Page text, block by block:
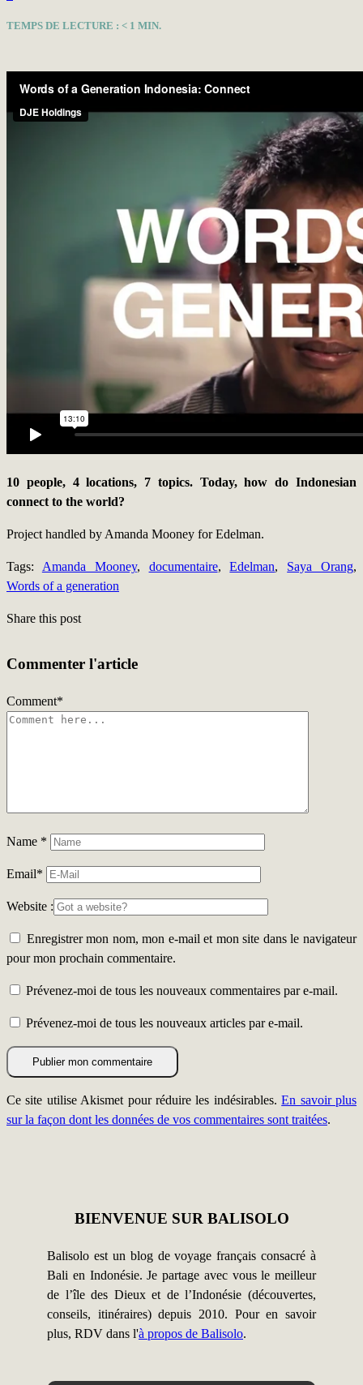
TEMPS DE LECTURE : < 1 MIN.
10 people, 4 locations, 7 topics. Today, how do Indonesian
connect to the world?
Project handled by Amanda Mooney for Edelman.
Tags: Amanda Mooney, documentaire,Edelman, Saya Orang,
Words of a generation
Share this post
Commenter l'article
Comment*
Name *
Email*
Website :
Enregistrer mon nom, mon e-mail et mon site dans le navigateur
pour mon prochain commentaire.
Prévenez-moi de tous les nouveaux commentaires par e-mail.
Prévenez-moi de tous les nouveaux articles par e-mail.
Ce site utilise Akismet pour réduire les indésirables.En savoir plus
sur la façon dont les données de vos commentaires sont traitées.
BIENVENUE SUR BALISOLO
Balisolo est un blog de voyage français consacré à
Bali en Indonésie. Je partage avec vous le meilleur
de l’île des Dieux et de l’Indonésie (découvertes,
conseils, itinéraires) depuis 2010. Pour en savoir
plus, RDV dans l'à propos de Balisolo.